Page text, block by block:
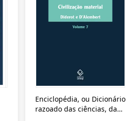
Enciclopédia, ou Dicionário
razoado das ciências, das